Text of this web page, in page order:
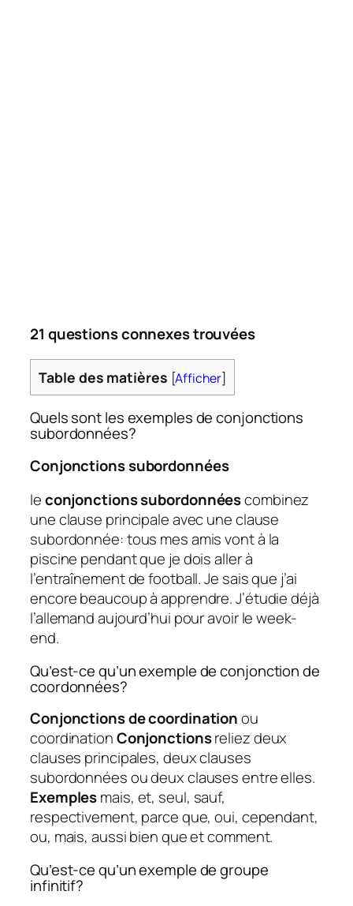
21 questions connexes trouvées
Table des matières [Afficher]
Quels sont les exemples de conjonctions
subordonnées?
Conjonctions subordonnées
leconjonctions subordonnéescombinez
une clause principale avec une clause
subordonnée: tous mes amis vont à la
piscine pendant que je dois aller à
l’entraînement de football. Je sais que j’ai
encore beaucoup à apprendre. J’étudie déjà
l’allemand aujourd’hui pour avoir le week-
end.
Qu’est-ce qu’un exemple de conjonction de
coordonnées?
Conjonctions de coordinationou
coordinationConjonctionsreliez deux
clauses principales, deux clauses
subordonnées ou deux clauses entre elles.
Exemplesmais, et, seul, sauf,
respectivement, parce que, oui, cependant,
ou, mais, aussi bien que et comment.
Qu’est-ce qu’un exemple de groupe
infinitif?